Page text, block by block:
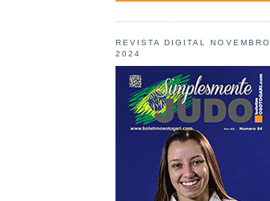
REVISTA DIGITAL NOVEMBRO
2024